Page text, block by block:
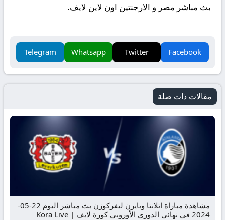
بث مباشر مصر و الارجنتين اون لاين لايف.
Facebook
Twitter
Whatsapp
Telegram
مقالات ذات صلة
مشاهدة مباراة اتلانتا وبايرن ليفركوزن بث مباشر اليوم 22-05-
2024 في نهائي الدوري الأوروبي كورة لايف | Kora Live